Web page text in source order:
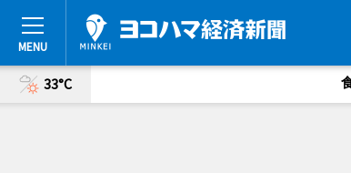
33°C